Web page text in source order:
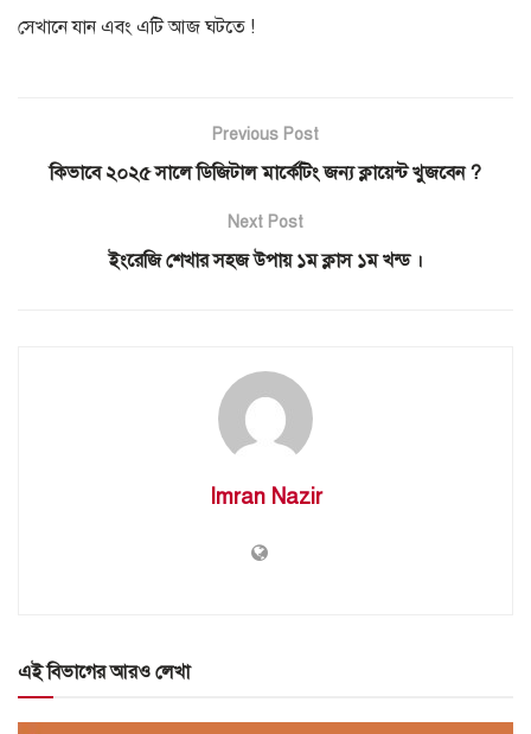
সেখানে যান এবং এটি আজ ঘটতে !
Previous Post
কিভাবে ২০২৫ সালে ডিজিটাল মার্কেটিং জন্য ক্লায়েন্ট খুজবেন ?
Next Post
ইংরেজি শেখার সহজ উপায় ১ম ক্লাস ১ম খন্ড ।
Imran Nazir
এই বিভাগের আরও লেখা